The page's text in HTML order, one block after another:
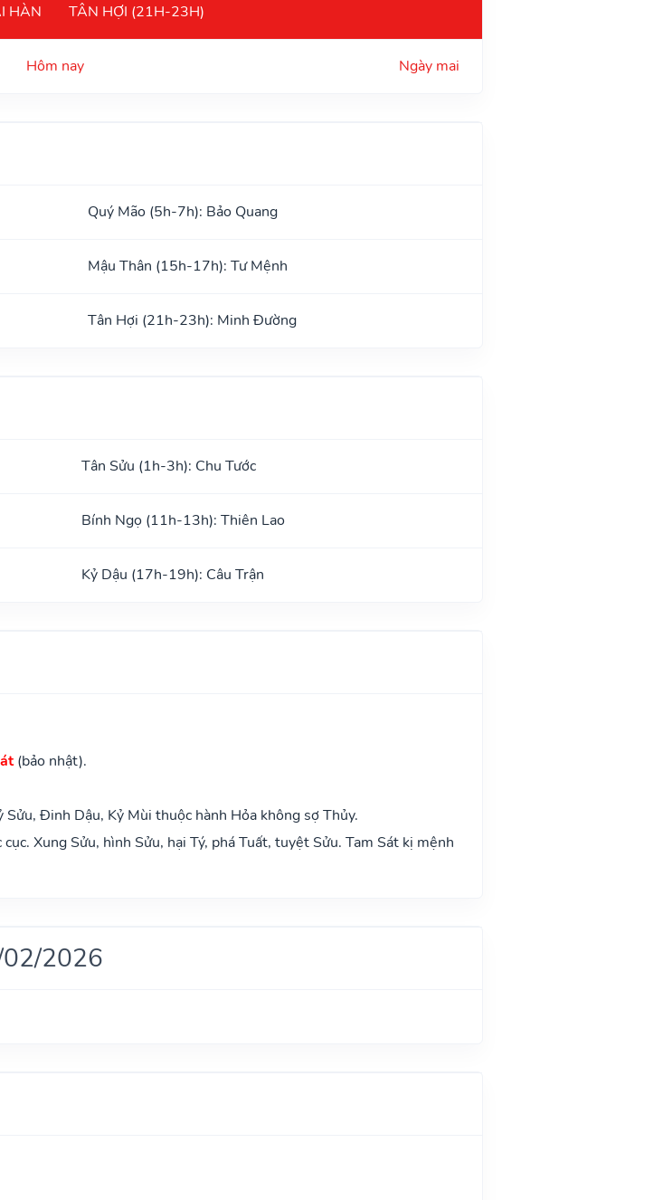
HÀN
TÂN HỢI (21H-23H)
Hôm nay Ngày mai
Quý Mão (5h-7h): Bảo Quang
Mậu Thân (15h-17h): Tư Mệnh
Tân Hợi (21h-23h): Minh Đường
Tân Sửu (1h-3h): Chu Tước
Bính Ngọ (11h-13h): Thiên Lao
Kỷ Dậu (17h-19h): Câu Trận
(bảo nhật).
Đinh Dậu, Kỷ Mùi thuộc hành Hỏa không sợ Thủy.
Xung Sửu, hình Sửu, hại Tý, phá Tuất, tuyệt Sửu. Tam Sát kị mệnh
2026